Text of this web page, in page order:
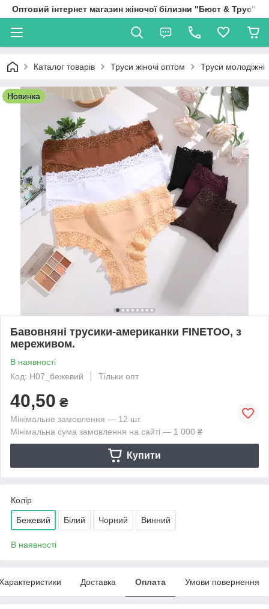
Оптовий інтернет магазин жіночої білизни "Бюст & Трус"
Каталог товарів Труси жіночі оптом Труси молодіжні
Новинка
Бавовняні трусики-американки FINETOO, з
мереживом.
В наявності
Код: Н07_бежевий
Тільки опт
40,50 ₴
Мінімальне замовлення — 12 шт.
Мінімальна сума замовлення на сайті — 1 000 ₴
Купити
Колір
Бежевий Білий Чорний Винний
В наявності
Доставка Оплата Умови повернення